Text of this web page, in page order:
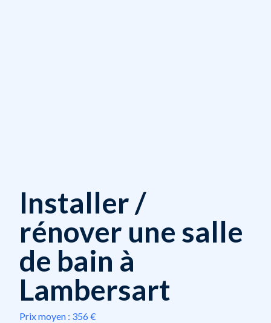
Installer /
rénover une salle
de bain à
Lambersart
Prix moyen : 356 €